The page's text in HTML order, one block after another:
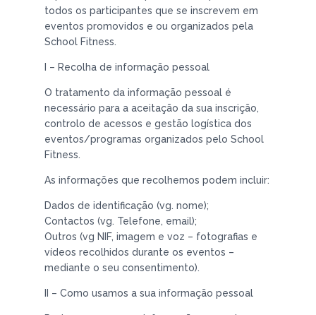
todos os participantes que se inscrevem em
eventos promovidos e ou organizados pela
School Fitness.
I – Recolha de informação pessoal
O tratamento da informação pessoal é
necessário para a aceitação da sua inscrição,
controlo de acessos e gestão logística dos
eventos/programas organizados pelo School
Fitness.
As informações que recolhemos podem incluir:
Dados de identificação (vg. nome);
Contactos (vg. Telefone, email);
Outros (vg NIF, imagem e voz – fotografias e
vídeos recolhidos durante os eventos –
mediante o seu consentimento).
II – Como usamos a sua informação pessoal